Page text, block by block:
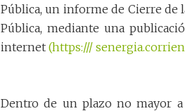
Pública, un informe de Cierre de
Pública, mediante una
internet (https:///
Dentro de un plazo no mayor